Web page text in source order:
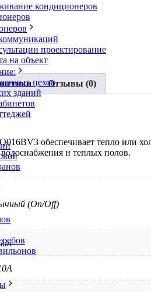
кондиционеров
проектирование
на объект
цехов
зданий
Отзывы (0)
обеспечивает тепло или
и теплых полов.
(On/Off)